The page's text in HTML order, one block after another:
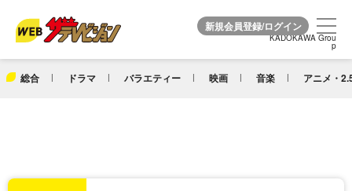
KADOKAWA Grou
p
総合 ドラマ バラエティー 映画 音楽 アニメ・
KADOKAWA Grou
p